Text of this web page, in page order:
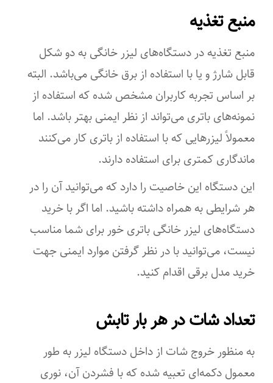
منبع تغذیه
منبع تغذیه در دستگاه‌های لیزر خانگی به دو شکل
قابل شارژ و یا با استفاده از برق خانگی می‌باشد. البته
بر اساس تجربه کاربران مشخص شده که استفاده از
نمونه‌های باتری می‌تواند از نظر ایمنی بهتر باشد. اما
معمولاً لیزرهایی که با استفاده از باتری کار می‌کنند
ماندگاری کمتری برای استفاده دارند.
این دستگاه این خاصیت را دارد که می‌توانید آن را در
هر شرایطی به‌ همراه داشته باشید. اما اگر با خرید
دستگاه‌های لیزر خانگی باتری خور برای شما مناسب
نیست، می‌توانید با در نظر گرفتن موارد ایمنی جهت
خرید مدل برقی اقدام کنید.
تعداد شات در هر بار تابش
به ‌منظور خروج شات از داخل دستگاه لیزر به‌ طور
معمول دکمه‌ای تعبیه ‌شده که با فشردن آن، نوری